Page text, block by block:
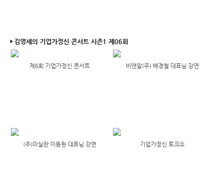
김영세의 기업가정신 콘서트 시즌1 제06회
제6회 기업가정신 콘서트 비앤알(주) 배경철 대표님 강연
(주)미실란 이동현 대표님 강연 기업가정신 토크쇼